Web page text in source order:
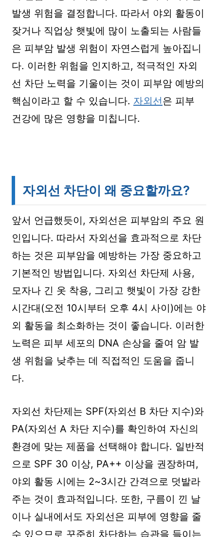
발생 위험을 결정합니다. 따라서 야외 활동이
잦거나 직업상 햇빛에 많이 노출되는 사람들
은 피부암 발생 위험이 자연스럽게 높아집니
다. 이러한 위험을 인지하고, 적극적인 자외
선 차단 노력을 기울이는 것이 피부암 예방의
핵심이라고 할 수 있습니다. 자외선은 피부
건강에 많은 영향을 미칩니다.
자외선 차단이 왜 중요할까요?
앞서 언급했듯이, 자외선은 피부암의 주요 원
인입니다. 따라서 자외선을 효과적으로 차단
하는 것은 피부암을 예방하는 가장 중요하고
기본적인 방법입니다. 자외선 차단제 사용,
모자나 긴 옷 착용, 그리고 햇빛이 가장 강한
시간대(오전 10시부터 오후 4시 사이)에는 야
외 활동을 최소화하는 것이 좋습니다. 이러한
노력은 피부 세포의 DNA 손상을 줄여 암 발
생 위험을 낮추는 데 직접적인 도움을 줍니
다.
자외선 차단제는 SPF(자외선 B 차단 지수)와
PA(자외선 A 차단 지수)를 확인하여 자신의
환경에 맞는 제품을 선택해야 합니다. 일반적
으로 SPF 30 이상, PA++ 이상을 권장하며,
야외 활동 시에는 2~3시간 간격으로 덧발라
주는 것이 효과적입니다. 또한, 구름이 낀 날
이나 실내에서도 자외선은 피부에 영향을 줄
수 있으므로 꾸준히 차단하는 습관을 들이는